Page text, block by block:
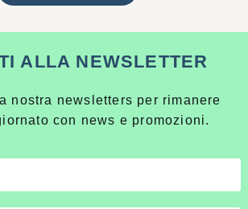
ALLA NEWSLETTER
nostra newsletters per rimanere
con news e promozioni.